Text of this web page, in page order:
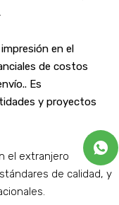
en el
de costos
Es
y proyectos
el extranjero
de calidad, y